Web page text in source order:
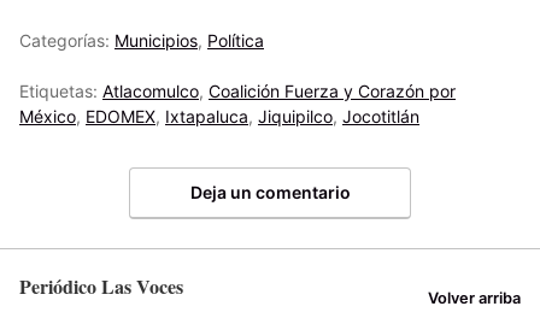
Categorías: Municipios, Política
Etiquetas: Atlacomulco, Coalición Fuerza y Corazón por
México, EDOMEX, Ixtapaluca, Jiquipilco, Jocotitlán
Deja un comentario
Periódico Las Voces Volver arriba